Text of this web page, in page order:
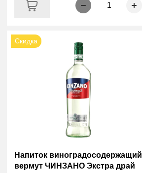
1
Скидка
Напиток виноградосодержащий
вермут ЧИНЗАНО Экстра драй